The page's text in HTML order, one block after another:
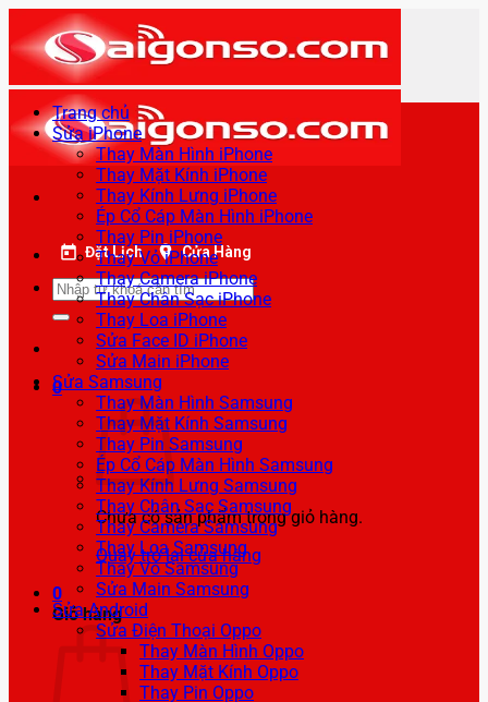
qua
nội
dung
Đặt Lịch Cửa Hàng
Tìm
kiếm:
0
Chưa có sản phẩm trong giỏ hàng.
Quay trở lại cửa hàng
0
Giỏ hàng
Trang chủ
Sửa iPhone
Thay Màn Hình iPhone
Thay Mặt Kính iPhone
Thay Kính Lưng iPhone
Ép Cổ Cáp Màn Hình iPhone
Thay Pin iPhone
Thay Vỏ iPhone
Thay Camera iPhone
Thay Chân Sạc iPhone
Thay Loa iPhone
Sửa Face ID iPhone
Sửa Main iPhone
Sửa Samsung
Thay Màn Hình Samsung
Thay Mặt Kính Samsung
Thay Pin Samsung
Ép Cổ Cáp Màn Hình Samsung
Thay Kính Lưng Samsung
Thay Chân Sạc Samsung
Thay Camera Samsung
Thay Loa Samsung
Thay Vỏ Samsung
Sửa Main Samsung
Sửa Android
Sửa Điện Thoại Oppo
Thay Màn Hình Oppo
Thay Mặt Kính Oppo
Thay Pin Oppo